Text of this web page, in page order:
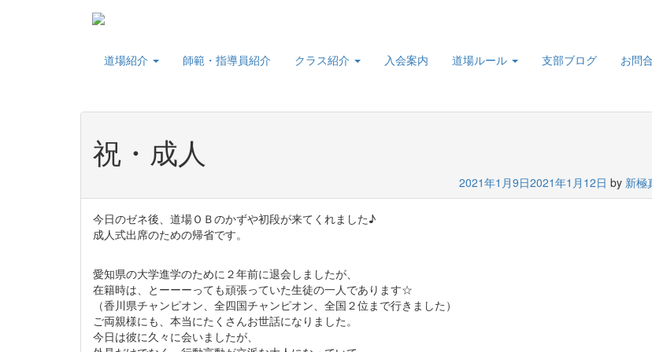
道場紹介 師範・指導員紹介 クラス紹介 入会案内 道場ルール 支部ブログ お問
祝・成人
2021年1月9日2021年1月12日 by 新極
今日のゼネ後、道場ＯＢのかずや初段が来てくれました♪
成人式出席のための帰省です。
愛知県の大学進学のために２年前に退会しましたが、
在籍時は、とーーーっても頑張っていた生徒の一人であります☆
（香川県チャンピオン、全四国チャンピオン、全国２位まで行きました）
ご両親様にも、本当にたくさんお世話になりました。
今日は彼に久々に会いましたが、